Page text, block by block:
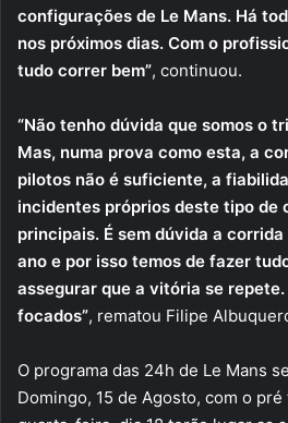
configurações de Le Mans. Há
nos próximos dias. Com o
tudo correr bem”, continuou.
“Não tenho dúvida que somos o
Mas, numa prova como esta, a
pilotos não é suficiente, a
incidentes próprios deste tipo de
principais. É sem dúvida a
ano e por isso temos de fazer
assegurar que a vitória se
focados”, rematou Filipe
O programa das 24h de Le Mans
Domingo, 15 de Agosto, com o